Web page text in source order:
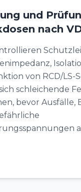
und
nach
von RCD/LS-
sich schleichende
bevor Ausfälle,